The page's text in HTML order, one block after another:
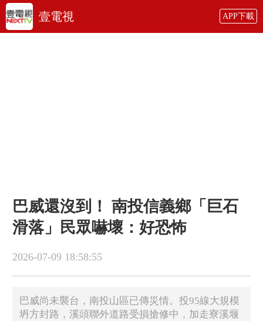
壹電視 APP下載
巴威還沒到！ 南投信義鄉「巨石
滑落」民眾嚇壞：好恐怖
2026-07-09 18:58:55
巴威尚未襲台，南投山區已傳災情。投95線大規模
坍方封路，溪頭聯外道路受損搶修中，加走寮溪堰